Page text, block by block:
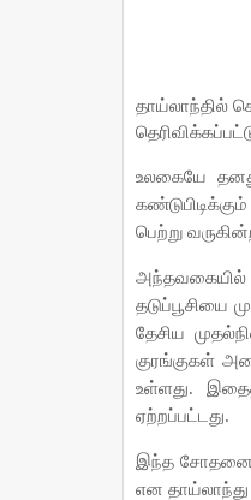
தாய்லாந்தில்
உலகையே
பெற்று
அந்தவகையில்
தடுப்பூசியை
தேசிய
குரங்குகள்
உள்ளது.
ஏற்றப்பட்டது.
இந்த
என தாய்லாந்து